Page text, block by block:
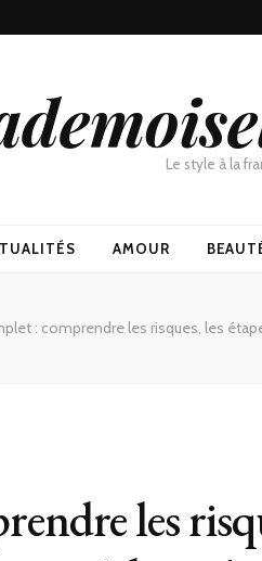
Le style à la
AMOUR
: comprendre les risques, les
les